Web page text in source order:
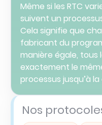
Même si les RTC
suivent un
Cela signifie que
fabricant du
manière égale, tous
exactement le
processus jusqu’à
Nos